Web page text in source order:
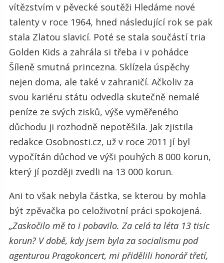
vítězstvím v pěvecké soutěži Hledáme nové
talenty v roce 1964, hned následující rok se pak
stala Zlatou slavicí. Poté se stala součástí tria
Golden Kids a zahrála si třeba i v pohádce
Šíleně smutná princezna. Sklízela úspěchy
nejen doma, ale také v zahraničí. Ačkoliv za
svou kariéru státu odvedla skutečně nemalé
peníze ze svých zisků, výše vyměřeného
důchodu ji rozhodně nepotěšila. Jak zjistila
redakce Osobnosti.cz, už v roce 2011 jí byl
vypočítán důchod ve výši pouhých 8 000 korun,
který jí později zvedli na 13 000 korun.
Ani to však nebyla částka, se kterou by mohla
být zpěvačka po celoživotní práci spokojená.
„Zaskočilo mě to i pobavilo. Za celá ta léta 13 tisíc
korun? V době, kdy jsem byla za socialismu pod
agenturou Pragokoncert, mi přidělili honorář třetí,